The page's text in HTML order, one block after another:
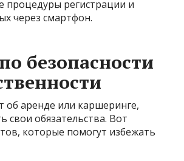
регистрации и
через смартфон.
безопасности
об аренде или каршеринге,
свои обязательства. Вот
которые помогут избежать